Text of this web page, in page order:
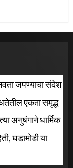
जपण्याचा संदेश
एकता समृद्ध
अनुषंगाने धार्मिक
घडामोडी या